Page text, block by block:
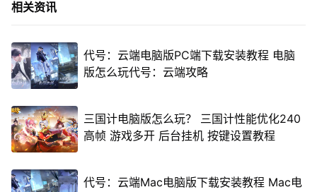
相关资讯
代号：云端电脑版PC端下载安装教程 电脑
版怎么玩代号：云端攻略
三国计电脑版怎么玩？ 三国计性能优化240
高帧 游戏多开 后台挂机 按键设置教程
代号：云端Mac电脑版下载安装教程 Mac电